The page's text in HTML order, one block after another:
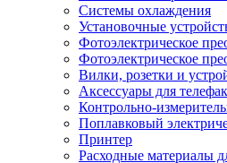
Системы охлаждения
Установочные
Фотоэлектрическое
Фотоэлектрическое
Вилки, розетки и
Аксессуары для
Контрольно-
Поплавковый
Принтер
Расходные материалы